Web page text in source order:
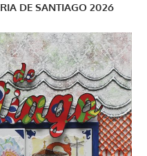
DE SANTIAGO 2026